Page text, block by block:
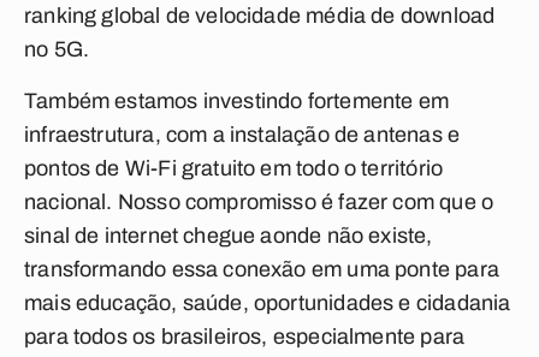
ranking global de velocidade média de download
no 5G.
Também estamos investindo fortemente em
infraestrutura, com a instalação de antenas e
pontos de Wi-Fi gratuito em todo o território
nacional. Nosso compromisso é fazer com que o
sinal de internet chegue aonde não existe,
transformando essa conexão em uma ponte para
mais educação, saúde, oportunidades e cidadania
para todos os brasileiros, especialmente para